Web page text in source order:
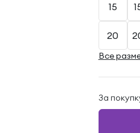
15
20
Все
За